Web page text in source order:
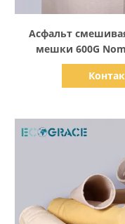
Асфальт
мешки 600G